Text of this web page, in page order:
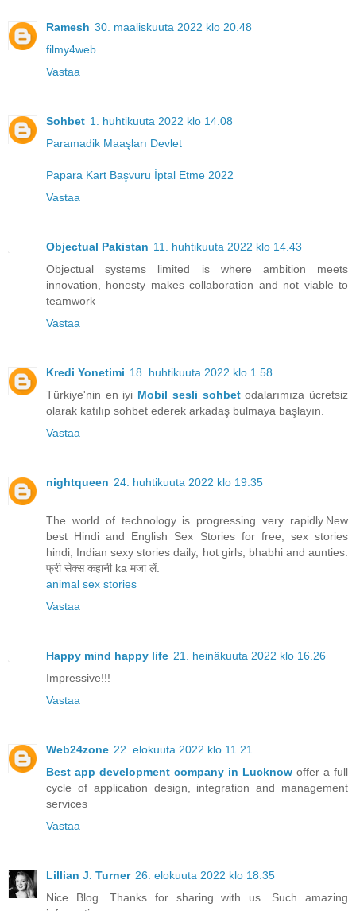
Ramesh 30. maaliskuuta 2022 klo 20.48
filmy4web
Vastaa
Sohbet 1. huhtikuuta 2022 klo 14.08
Paramadik Maaşları Devlet
Papara Kart Başvuru İptal Etme 2022
Vastaa
Objectual Pakistan 11. huhtikuuta 2022 klo 14.43
Objectual systems limited is where ambition meets
innovation, honesty makes collaboration and not viable to
teamwork
Vastaa
Kredi Yonetimi 18. huhtikuuta 2022 klo 1.58
Türkiye'nin en iyi Mobil sesli sohbetodalarımıza ücretsiz
olarak katılıp sohbet ederek arkadaş bulmaya başlayın.
Vastaa
nightqueen 24. huhtikuuta 2022 klo 19.35
The world of technology is progressing very rapidly.New
best Hindi and English Sex Stories for free, sex stories
hindi, Indian sexy stories daily, hot girls, bhabhi and aunties.
फ्री सेक्स कहानी ka मजा लें.
animal sex stories
Vastaa
Happy mind happy life 21. heinäkuuta 2022 klo 16.26
Impressive!!!
Vastaa
Web24zone 22. elokuuta 2022 klo 11.21
Best app development company in Lucknow offer a full
cycle of application design, integration and management
services
Vastaa
Lillian J. Turner 26. elokuuta 2022 klo 18.35
Nice Blog. Thanks for sharing with us. Such amazing